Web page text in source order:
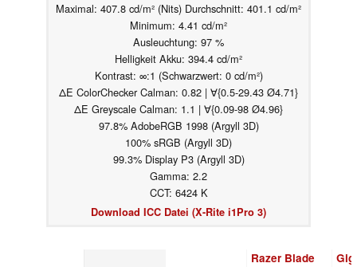
Maximal: 407.8 cd/m² (Nits) Durchschnitt: 401.1 cd/m²
Minimum: 4.41 cd/m²
Ausleuchtung: 97 %
Helligkeit Akku: 394.4 cd/m²
Kontrast: ∞:1 (Schwarzwert: 0 cd/m²)
ΔE ColorChecker Calman: 0.82 | ∀{0.5-29.43 Ø4.71}
ΔE Greyscale Calman: 1.1 | ∀{0.09-98 Ø4.96}
97.8% AdobeRGB 1998 (Argyll 3D)
100% sRGB (Argyll 3D)
99.3% Display P3 (Argyll 3D)
Gamma: 2.2
CCT: 6424 K
Download ICC Datei (X-Rite i1Pro 3)
Razer Blade